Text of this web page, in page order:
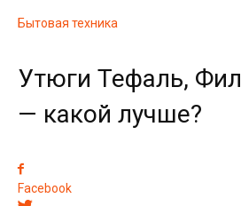
Бытовая техника
Утюги Тефаль,
— какой лучше?
Facebook